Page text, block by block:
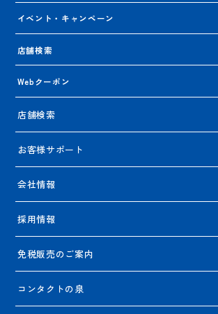
イベント・キャンペーン
店舗検索
Webクーポン
店舗検索
お客様サポート
会社情報
採用情報
免税販売のご案内
コンタクトの泉